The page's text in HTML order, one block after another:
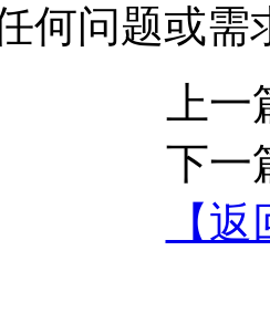
何问题或需
上
下一
【